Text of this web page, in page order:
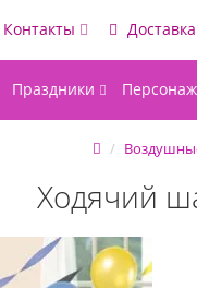
Контакты Доставка
Праздники
Ходячий